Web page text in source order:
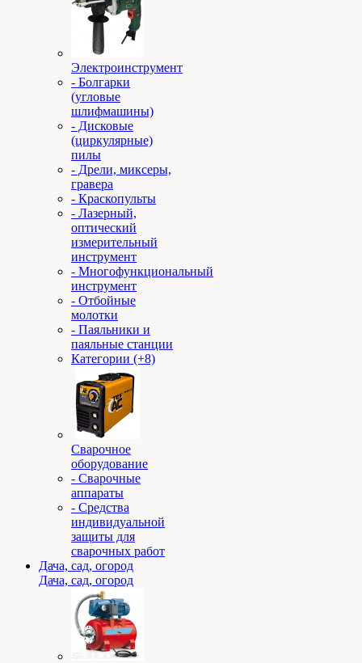
Электроинструмент
- Болгарки
(угловые
шлифмашины)
- Дисковые
(циркулярные)
пилы
- Дрели, миксеры,
гравера
- Краскопульты
- Лазерный,
оптический
измерительный
инструмент
- Многофункциональный
инструмент
- Отбойные
молотки
- Паяльники и
паяльные станции
Категории (+8)
Сварочное
оборудование
- Сварочные
аппараты
- Средства
индивидуальной
защиты для
сварочных работ
Дача, сад, огород
Дача, сад, огород